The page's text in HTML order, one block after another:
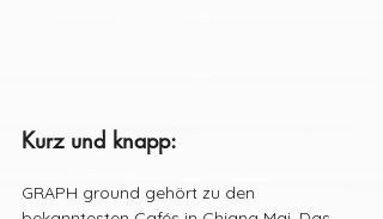
Kurz und knapp:
GRAPH ground gehört zu den